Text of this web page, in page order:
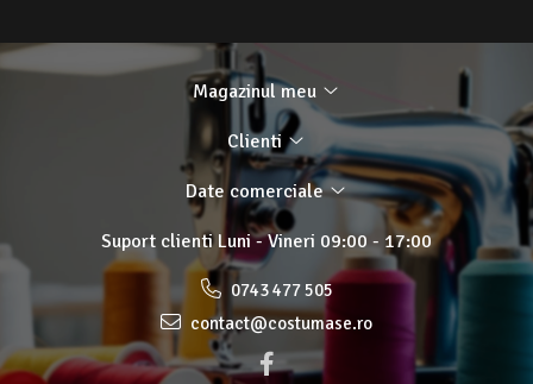
Magazinul meu
Clienti
Date comerciale
Suport clienti Luni - Vineri 09:00 - 17:00
0743 477 505
contact@costumase.ro